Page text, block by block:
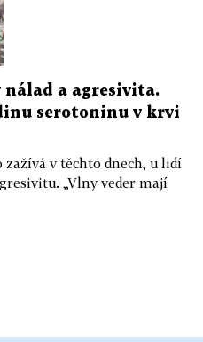
nálad a agresivita.
serotoninu v krvi
zažívá v těchto dnech, u lidí
„Vlny veder mají